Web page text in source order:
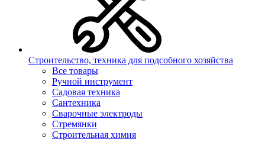
Строительство, техника для подсобного хозяйства
Все товары
Ручной инструмент
Садовая техника
Сантехника
Сварочные электроды
Стремянки
Строительная химия